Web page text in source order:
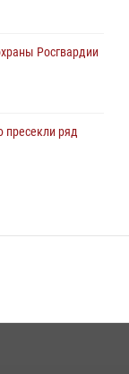
Росгвардии
пресекли ряд
Крещения Руси